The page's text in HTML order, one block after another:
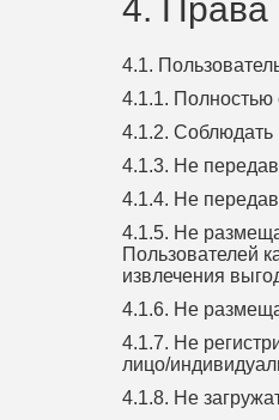
4. Права
4.1.
4.1.1. Полностью
4.1.2. Соблюдать
4.1.3. Не
4.1.4. Не
4.1.5. Не
Пользователей
извлечения
4.1.6. Не
4.1.7. Не
лицо/
4.1.8. Не